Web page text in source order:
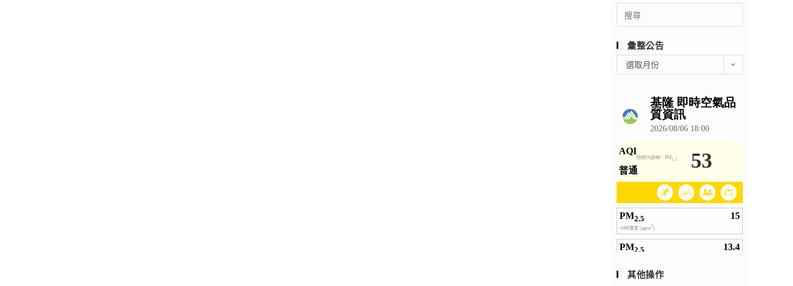
Search
for:
彙整公告
整
選取月份
其他操作